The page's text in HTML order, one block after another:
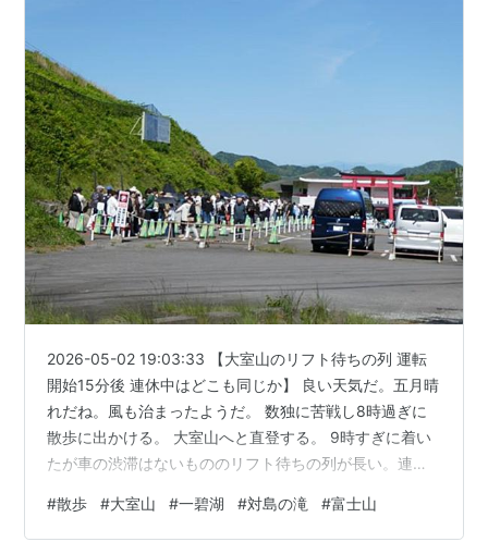
2026-05-02 19:03:33 【大室山のリフト待ちの列 運転
開始15分後 連休中はどこも同じか】 良い天気だ。五月晴
れだね。風も治まったようだ。 数独に苦戦し8時過ぎに
散歩に出かける。 大室山へと直登する。 9時すぎに着い
たが車の渋滞はないもののリフト待ちの列が長い。連休
一碧湖に向かう。 相変わらず一周できない。市と地権者
との交渉はどうなっているのかね。 隣の小沼（沼池）を
#散歩 #大室山 #一碧湖 #対島の滝 #富士山